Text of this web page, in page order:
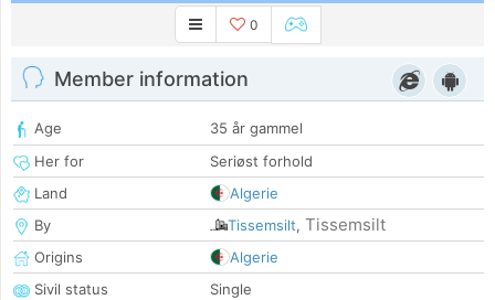
0
Member information
Age
35 år gammel
Her for
Seriøst forhold
Land
Algerie
By
Tissemsilt, Tissemsilt
Origins
Algerie
Sivil status
Single